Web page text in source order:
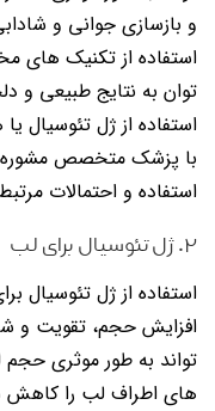
و بازسازی جوانی و
استفاده از تکنیک های
توان به نتایج طبیعی و
استفاده از ژل تئوسیال
با پزشک متخصص مشوره
استفاده و احتمالات
۲. ژل تئوسیال برای لب
استفاده از ژل تئوسیال
افزایش حجم، تقویت
تواند به طور موثری
های اطراف لب را